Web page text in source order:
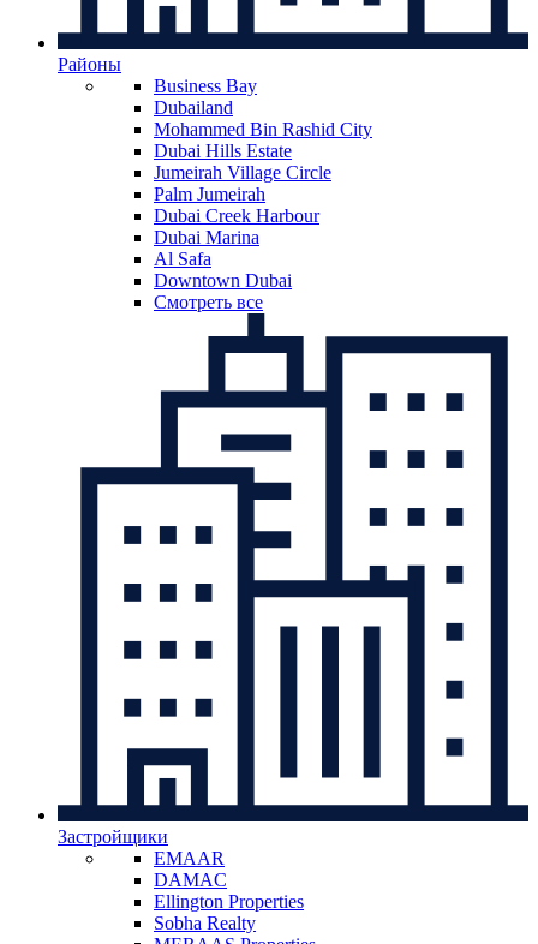
Районы
Business Bay
Dubailand
Mohammed Bin Rashid City
Dubai Hills Estate
Jumeirah Village Circle
Palm Jumeirah
Dubai Creek Harbour
Dubai Marina
Al Safa
Downtown Dubai
Смотреть все
Застройщики
EMAAR
DAMAC
Ellington Properties
Sobha Realty